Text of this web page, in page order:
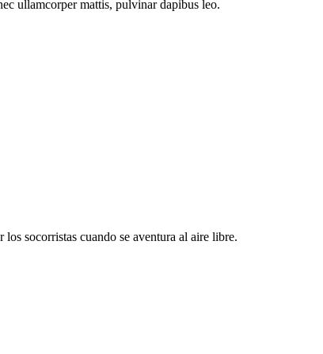
ullamcorper mattis, pulvinar dapibus leo.
socorristas cuando se aventura al aire libre.